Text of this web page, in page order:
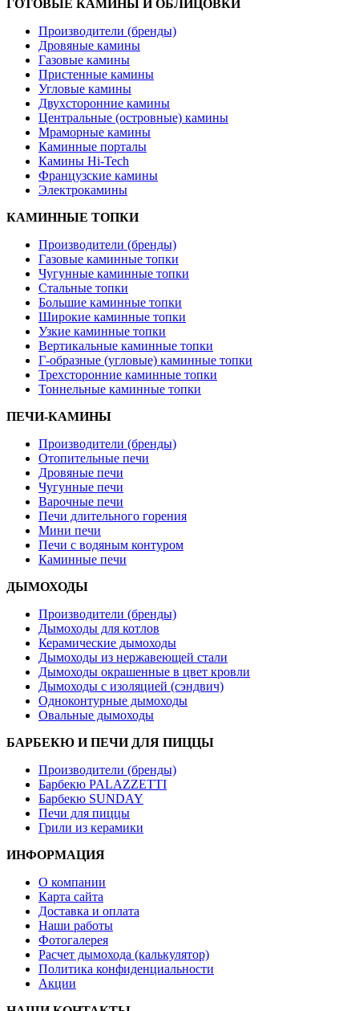
ГОТОВЫЕ КАМИНЫ И ОБЛИЦОВКИ
Производители (бренды)
Дровяные камины
Газовые камины
Пристенные камины
Угловые камины
Двухсторонние камины
Центральные (островные) камины
Мраморные камины
Каминные порталы
Камины Hi-Tech
Французские камины
Электрокамины
КАМИННЫЕ ТОПКИ
Производители (бренды)
Газовые каминные топки
Чугунные каминные топки
Стальные топки
Большие каминные топки
Широкие каминные топки
Узкие каминные топки
Вертикальные каминные топки
Г-образные (угловые) каминные топки
Трехсторонние каминные топки
Тоннельные каминные топки
ПЕЧИ-КАМИНЫ
Производители (бренды)
Отопительные печи
Дровяные печи
Чугунные печи
Варочные печи
Печи длительного горения
Мини печи
Печи с водяным контуром
Каминные печи
ДЫМОХОДЫ
Производители (бренды)
Дымоходы для котлов
Керамические дымоходы
Дымоходы из нержавеющей стали
Дымоходы окрашенные в цвет кровли
Дымоходы с изоляцией (сэндвич)
Одноконтурные дымоходы
Овальные дымоходы
БАРБЕКЮ И ПЕЧИ ДЛЯ ПИЦЦЫ
Производители (бренды)
Барбекю PALAZZETTI
Барбекю SUNDAY
Печи для пиццы
Грили из керамики
ИНФОРМАЦИЯ
О компании
Карта сайта
Доставка и оплата
Наши работы
Фотогалерея
Расчет дымохода (калькулятор)
Политика конфиденциальности
Акции